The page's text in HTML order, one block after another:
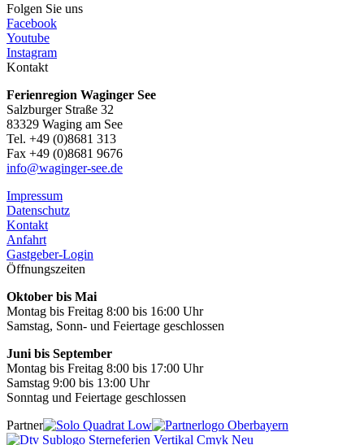
Folgen Sie uns
Facebook
Youtube
Instagram
Kontakt
Ferienregion Waginger See
Salzburger Straße 32
83329 Waging am See
Tel. +49 (0)8681 313
Fax +49 (0)8681 9676
info@waginger-see.de
Impressum
Datenschutz
Kontakt
Anfahrt
Gastgeber-Login
Öffnungszeiten
Oktober bis Mai
Montag bis Freitag 8:00 bis 16:00 Uhr
Samstag, Sonn- und Feiertage geschlossen
Juni bis September
Montag bis Freitag 8:00 bis 17:00 Uhr
Samstag 9:00 bis 13:00 Uhr
Sonntag und Feiertage geschlossen
Partner